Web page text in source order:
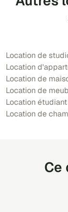
Location de
Location
Location de
Location de
Location
Location de
Ce